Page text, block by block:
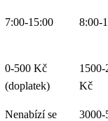
7:00-15:00 8:00-
0-500 Kč
(doplatek)
1500-
Kč
Nenabízí se
3000-